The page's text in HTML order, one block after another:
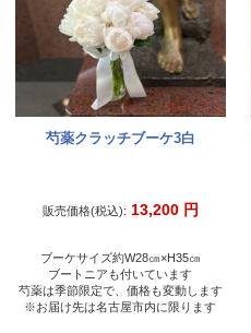
芍薬クラッチブーケ3白
販売価格(税込): 13,200 円
ブーケサイズ約W28㎝×H35㎝
ブートニアも付いています
芍薬は季節限定で、価格も変動します
※お届け先は名古屋市内に限ります